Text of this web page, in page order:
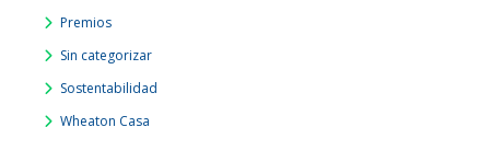
Premios
Sin categorizar
Sostentabilidad
Wheaton Casa